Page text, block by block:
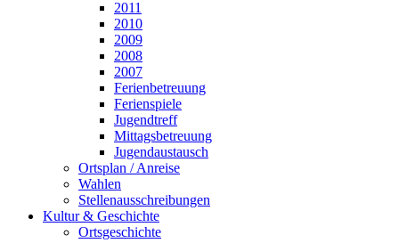
2011
2010
2009
2008
2007
Ferienbetreuung
Ferienspiele
Jugendtreff
Mittagsbetreuung
Jugendaustausch
Ortsplan / Anreise
Wahlen
Stellenausschreibungen
Kultur & Geschichte
Ortsgeschichte